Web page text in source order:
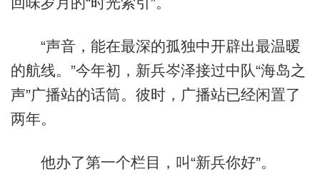
“声音，能在最深的孤独中开辟出最温暖
的航线。”今年初，新兵岑泽接过中队“海岛之
声”广播站的话筒。彼时，广播站已经闲置了
两年。
他办了第一个栏目，叫“新兵你好”。